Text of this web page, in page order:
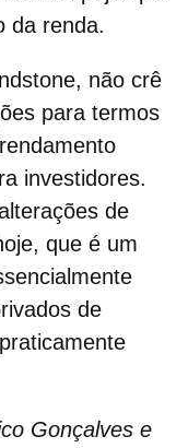
da renda.
não crê
para termos
investidores.
de
que é um
de
Gonçalves e